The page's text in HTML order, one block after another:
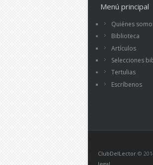
Menú principal
Quiénes
Biblioteca
Artículos
Selecciones
Tertulias
Escríbenos
ClubDelLector ©